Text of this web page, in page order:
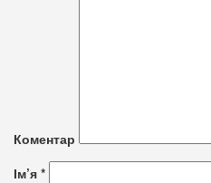
Коментар
Ім’я *